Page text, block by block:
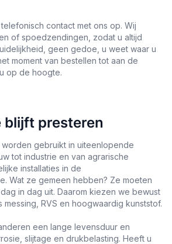
contact met ons op. Wij
of spoedzendingen, zodat u altijd
geen gedoe, u weet waar u
moment van bestellen tot aan de
op de hoogte.
blijft presteren
gebruikt in uiteenlopende
tot industrie en van agrarische
installaties in de
Wat ze gemeen hebben? Ze moeten
in dag uit. Daarom kiezen we bewust
messing, RVS en hoogwaardig kunststof.
een lange levensduur en
slijtage en drukbelasting. Heeft u